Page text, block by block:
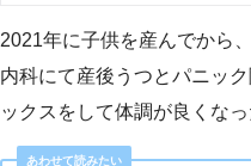
2021年に子供を産んでから
内科にて産後うつとパニッ
ックスをして体調が良くな